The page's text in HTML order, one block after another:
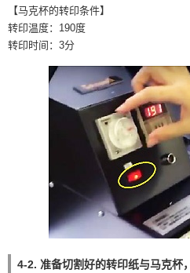
【马克杯的转印条件】
转印温度：190度
转印时间：3分
4-2. 准备切割好的转印纸与马克杯